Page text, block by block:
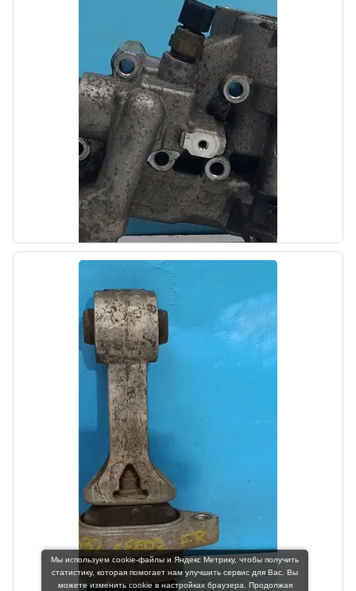
б/у
Трос ручного тормоза Kia SOUL 2 2013-2016
OEM: 59770B2300
Производитель:
Hyundai-KIA
3000,00₽
Автолайн
Корпус термостата Kia Sportage 3 2010-2014
OEM: 256102F300
Производитель:
Hyundai-KIA
Мы используем cookie-файлы и Яндекс Метрику, чтобы получить
статистику, которая помогает нам улучшить сервис для Вас. Вы
можете изменить cookie в настройках браузера. Продолжая